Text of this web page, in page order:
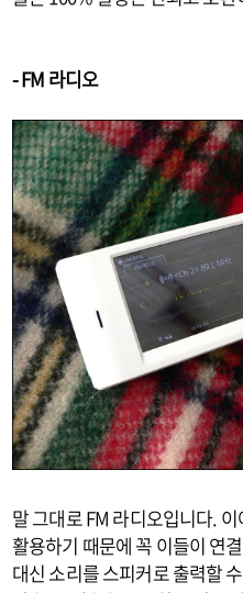
- FM 라디오
말 그대로 FM 라디오입니다.
활용하기 때문에 꼭 이들이 연
대신 소리를 스피커로 출력할